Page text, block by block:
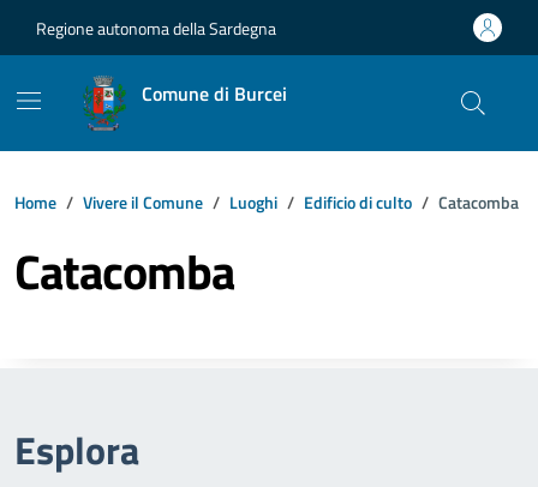
Regione autonoma della Sardegna
Comune di Burcei
Home Vivere il Comune Luoghi Edificio di culto Catacomba
Catacomba
Esplora